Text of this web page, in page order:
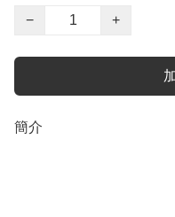
−
+
簡介